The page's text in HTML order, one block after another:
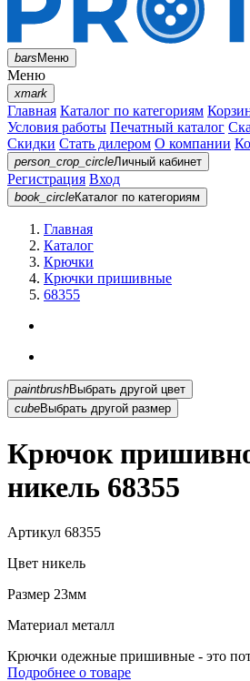
barsМеню
Меню
xmark
Главная Каталог по категориям
Условия работы Печатный каталог
Скидки Стать дилером О компании
person_crop_circleЛичный кабинет
Регистрация Вход
book_circleКаталог по категориям
Главная
Каталог
Крючки
Крючки пришивные
68355
paintbrush
Выбрать другой цвет
cubeВыбрать другой размер
Крючок
никель 68355
Артикул 68355
Цвет никель
Размер 23мм
Материал металл
Крючки одежные пришивные - это
Подробнее о товаре